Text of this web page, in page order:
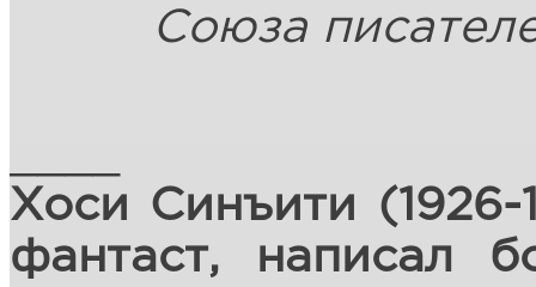
Союза
Хоси Синъити (1926-
фантаст, написал